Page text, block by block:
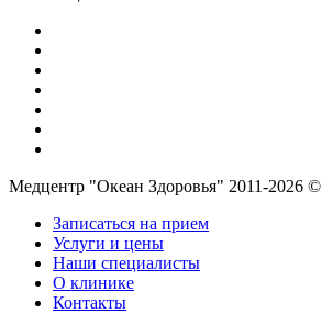
Медцентр "Океан Здоровья" 2011-2026 ©
Записаться на прием
Услуги и цены
Наши специалисты
О клинике
Контакты